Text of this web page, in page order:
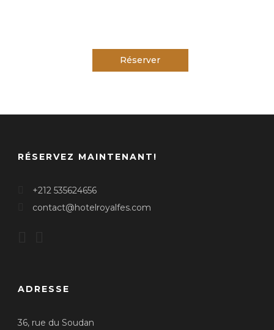
Réserver
RÉSERVEZ MAINTENANT!
+212 535624656
contact@hotelroyalfes.com
ADRESSE
36, rue du Soudan